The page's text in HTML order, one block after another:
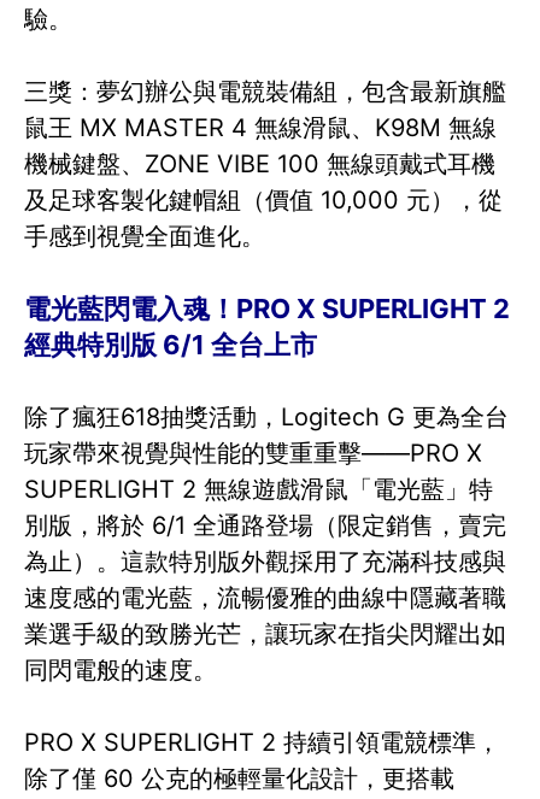
驗。
三獎：夢幻辦公與電競裝備組，包含最新旗艦
鼠王 MX MASTER 4 無線滑鼠、K98M 無線
機械鍵盤、ZONE VIBE 100 無線頭戴式耳機
及足球客製化鍵帽組（價值 10,000 元），從
手感到視覺全面進化。
電光藍閃電入魂！PRO X SUPERLIGHT 2
經典特別版 6/1 全台上市
除了瘋狂618抽獎活動，Logitech G 更為全台
玩家帶來視覺與性能的雙重重擊——PRO X
SUPERLIGHT 2 無線遊戲滑鼠「電光藍」特
別版，將於 6/1 全通路登場（限定銷售，賣完
為止）。這款特別版外觀採用了充滿科技感與
速度感的電光藍，流暢優雅的曲線中隱藏著職
業選手級的致勝光芒，讓玩家在指尖閃耀出如
同閃電般的速度。
PRO X SUPERLIGHT 2 持續引領電競標準，
除了僅 60 公克的極輕量化設計，更搭載